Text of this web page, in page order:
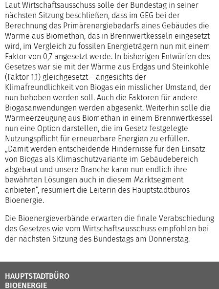
Laut Wirtschaftsausschuss solle der Bundestag in seiner
nächsten Sitzung beschließen, dass im GEG bei der
Berechnung des Primärenergiebedarfs eines Gebäudes die
Wärme aus Biomethan, das in Brennwertkesseln eingesetzt
wird, im Vergleich zu fossilen Energieträgern nun mit einem
Faktor von 0,7 angesetzt werde. In bisherigen Entwürfen des
Gesetzes war sie mit der Wärme aus Erdgas und Steinkohle
(Faktor 1,1) gleichgesetzt – angesichts der
Klimafreundlichkeit von Biogas ein misslicher Umstand, der
nun behoben werden soll. Auch die Faktoren für andere
Biogasanwendungen werden abgesenkt. Weiterhin solle die
Wärmeerzeugung aus Biomethan in einem Brennwertkessel
nun eine Option darstellen, die im Gesetz festgelegte
Nutzungspflicht für erneuerbare Energien zu erfüllen.
„Damit werden entscheidende Hindernisse für den Einsatz
von Biogas als Klimaschutzvariante im Gebäudebereich
abgebaut und unsere Branche kann nun endlich ihre
bewährten Lösungen auch in diesem Marktsegment
anbieten“, resümiert die Leiterin des Hauptstadtbüros
Bioenergie.
Die Bioenergieverbände erwarten die finale Verabschiedung
des Gesetzes wie vom Wirtschaftsausschuss empfohlen bei
der nächsten Sitzung des Bundestags am Donnerstag.
HAUPTSTADTBÜRO
BIOENERGIE